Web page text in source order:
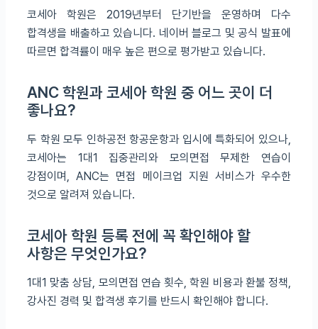
코세아 학원은 2019년부터 단기반을 운영하며 다수
합격생을 배출하고 있습니다. 네이버 블로그 및 공식 발표에
따르면 합격률이 매우 높은 편으로 평가받고 있습니다.
ANC 학원과 코세아 학원 중 어느 곳이 더
좋나요?
두 학원 모두 인하공전 항공운항과 입시에 특화되어 있으나,
코세아는 1대1 집중관리와 모의면접 무제한 연습이
강점이며, ANC는 면접 메이크업 지원 서비스가 우수한
것으로 알려져 있습니다.
코세아 학원 등록 전에 꼭 확인해야 할
사항은 무엇인가요?
1대1 맞춤 상담, 모의면접 연습 횟수, 학원 비용과 환불 정책,
강사진 경력 및 합격생 후기를 반드시 확인해야 합니다.